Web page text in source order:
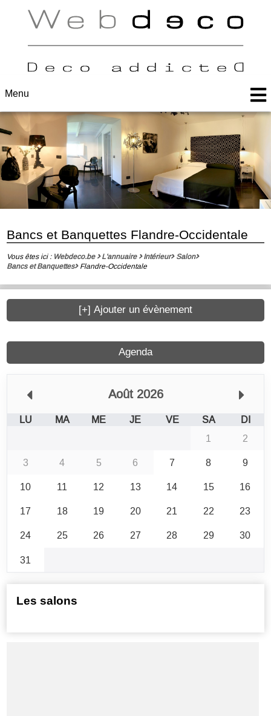
Menu
Bancs et Banquettes Flandre-Occidentale
Vous êtes ici : Webdeco.be L'annuaire Intérieur
Salon
Bancs et Banquettes
Flandre-Occidentale
Agenda
Août 2026
LU MA ME JE VE SA
DI
1
2
3
4 5 6 7 8
9
10
11 12 13 14 15
16
17
18 19 20 21 22
23
24
25 26 27 28 29
30
31
[+] Ajouter un évènement
Les salons